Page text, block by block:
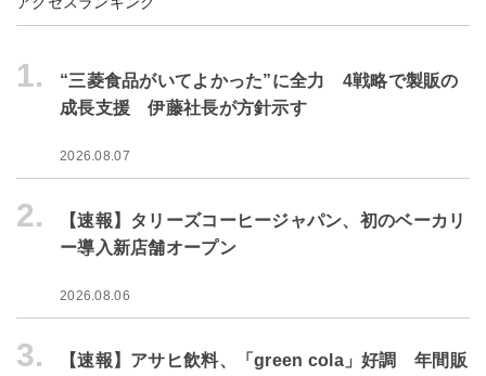
1.
“三菱食品がいてよかった”に全力 4戦略で製販の
成長支援 伊藤社長が方針示す
2026.08.07
2.
【速報】タリーズコーヒージャパン、初のベーカリ
ー導入新店舗オープン
2026.08.06
3.
【速報】アサヒ飲料、「green cola」好調 年間販